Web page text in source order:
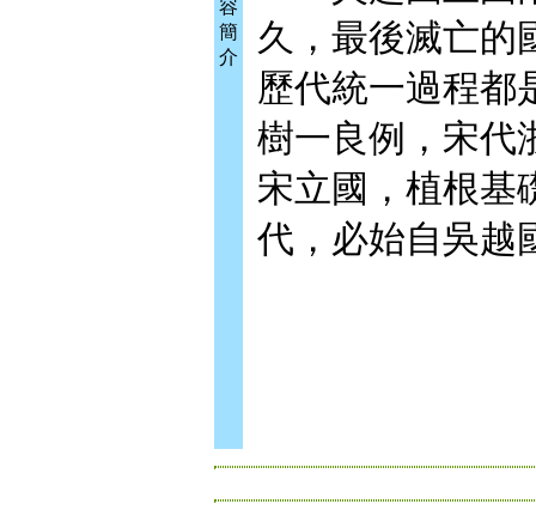
容
簡
介
久，最後滅亡的
歷代統一過程都
樹一良例，宋代
宋立國，植根基
代，必始自吳越